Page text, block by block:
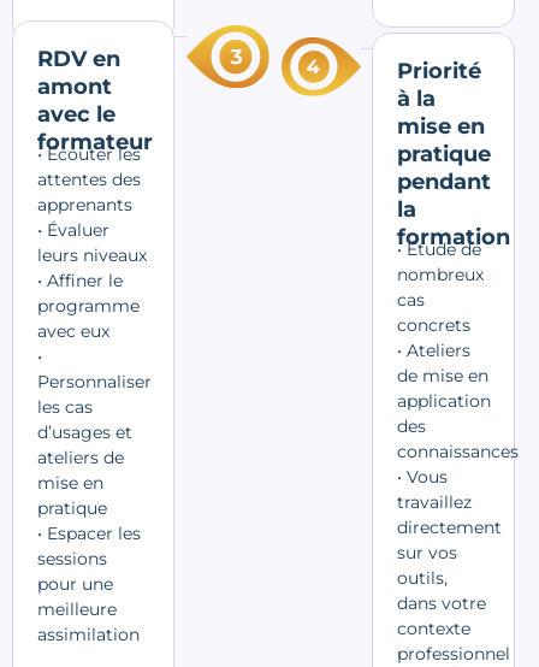
RDV en
amont
avec le
formateur
• Écouter les
attentes des
apprenants
• Évaluer
leurs niveaux
• Affiner le
programme
avec eux
•
Personnaliser
les cas
d’usages et
ateliers de
mise en
pratique
• Espacer les
sessions
pour une
meilleure
assimilation
Priorité
à la
mise en
pratique
pendant
la
formation
• Étude de
nombreux
cas
concrets
• Ateliers
de mise en
application
des
connaissances
• Vous
travaillez
directement
sur vos
outils,
dans votre
contexte
professionnel